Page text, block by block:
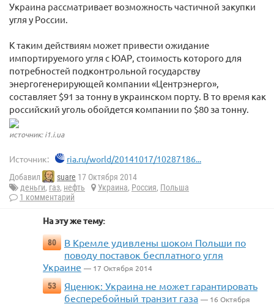
Украина рассматривает возможность частичной закупки
угля у России.
К таким действиям может привести ожидание
импортируемого угля с ЮАР, стоимость которого для
потребностей подконтрольной государству
энергогенерирующей компании «Центрэнерго»,
составляет $91 за тонну в украинском порту. В то время как
российский уголь обойдется компании по $80 за тонну.
источник: i1.i.ua
Источник: ria.ru/world/20141017/10287186...
Добавил suare 17 Октября 2014
деньги, газ, нефть Украина, Россия, Польша
1 комментарий
На эту же тему:
80
В Кремле удивлены шоком Польши по
поводу поставок бесплатного угля
Украине — 17 Октября 2014
53
Яценюк: Украина не может гарантировать
бесперебойный транзит газа — 16 Октября